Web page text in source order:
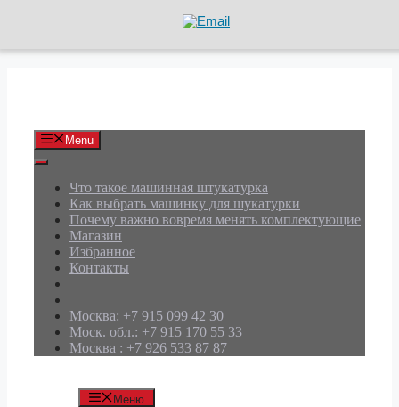
Menu
Что такое машинная штукатурка
Как выбрать машинку для шукатурки
Почему важно вовремя менять комплектующие
Магазин
Избранное
Контакты
Москва: +7 915 099 42 30
Моск. обл.: +7 915 170 55 33
Москва : +7 926 533 87 87
Меню